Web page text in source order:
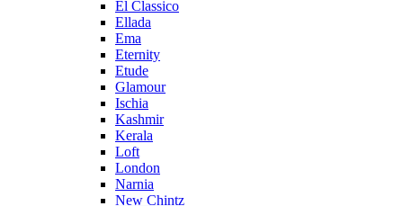
El Classico
Ellada
Ema
Eternity
Etude
Glamour
Ischia
Kashmir
Kerala
Loft
London
Narnia
New Chintz